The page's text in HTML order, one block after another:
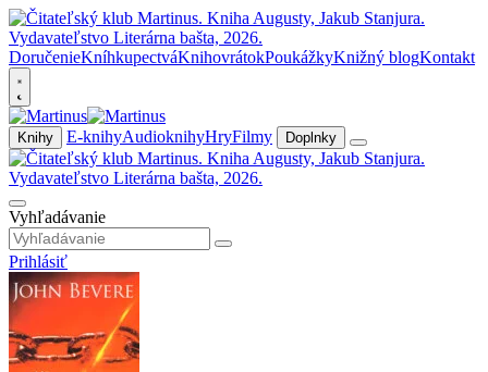
DoručenieKníhkupectváKnihovrátokPoukážkyKnižný blogKontakt
Knihy E-knihyAudioknihyHryFilmy Doplnky
Vyhľadávanie
Prihlásiť